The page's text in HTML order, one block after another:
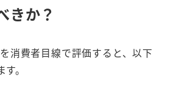
きか？
消費者目線で評価すると、以下
。